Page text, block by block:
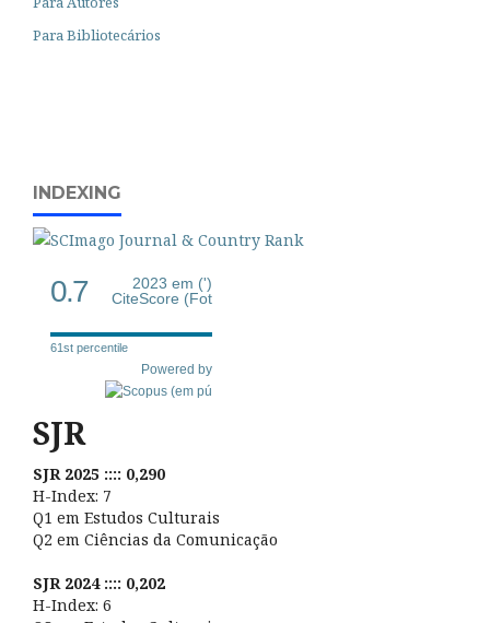
Para Bibliotecários
INDEXING
0.7
2023 em (')
CiteScore (Fot
61st percentile
Powered by
SJR
SJR 2025 :::: 0,290
H-Index: 7
Q1 em Estudos Culturais
Q2 em Ciências da Comunicação
SJR 2024 :::: 0,202
H-Index: 6